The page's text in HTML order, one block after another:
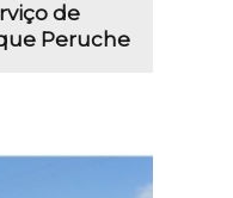
de
Peruche